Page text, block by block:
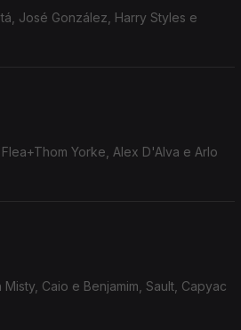
José González, Harry Styles e
Yorke, Alex D'Alva e Arlo
Caio e Benjamim, Sault, Capyac